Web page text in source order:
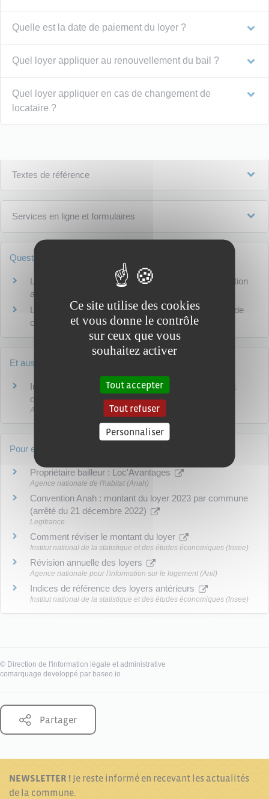
Quelle est la date de paiement du loyer ?
Quel loyer appliquer au renouvellement du bail ?
Quel loyer appliquer en cas de changement de
locataire ?
Textes de référence
Services en ligne et formulaires
Questions ? Réponses !
Logement à louer : dans quel cas signer une convention
avec l'Anah ?
Le propriétaire choisit-il librement le locataire en cas de
convention Anah ?
Et aussi
Impôt sur le revenu - Revenus locatifs d'un logement
conventionné Anah
Argent - Impôts - Consommation
Pour en savoir plus
Propriétaire bailleur : Loc'Avantages
Agence nationale de l'habitat (Anah)
Convention Anah : montant du loyer 2023 par commune
(arrêté du 21 décembre 2022)
Legifrance
Comment réviser le montant du loyer
Institut national de la statistique et des études économiques (Insee)
Révision annuelle des loyers
Agence nationale pour l'information sur le logement (Anil)
Indices de référence des loyers antérieurs
Institut national de la statistique et des études économiques (Insee)
© Direction de l'information légale et administrative
comarquage developpé par baseo.io
Partager
NEWSLETTER ! Je reste informé en recevant les actualités
de la commune.
Ce site utilise des cookies
et vous donne le contrôle
sur ceux que vous
souhaitez activer
Tout accepter
Tout refuser
Personnaliser